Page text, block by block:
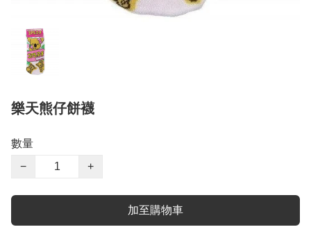
樂天熊仔餅襪
數量
−
+
加至購物車